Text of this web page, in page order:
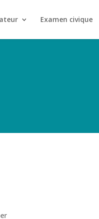
Examen civique